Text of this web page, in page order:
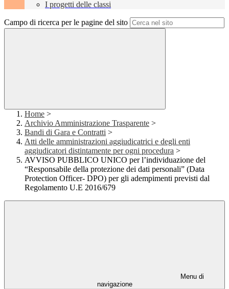
I progetti delle classi
Campo di ricerca per le pagine del sito
Home >
Archivio Amministrazione Trasparente >
Bandi di Gara e Contratti >
Atti delle amministrazioni aggiudicatrici e degli enti
aggiudicatori distintamente per ogni procedura >
AVVISO PUBBLICO UNICO per l’individuazione del
“Responsabile della protezione dei dati personali” (Data
Protection Officer- DPO) per gli adempimenti previsti dal
Regolamento U.E 2016/679
Menu di
navigazione